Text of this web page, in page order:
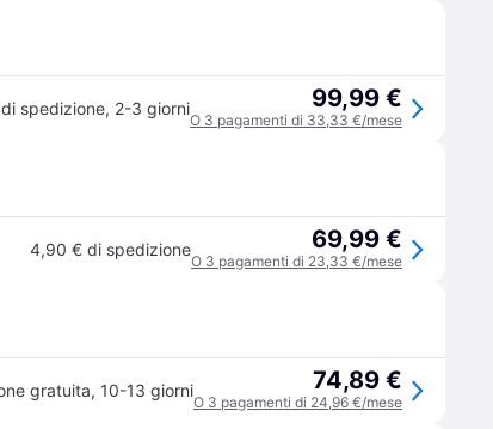
spedizione, 2-3 giorni 99,99 €
O 3 pagamenti di 33,33 €/mese
4,90 € di spedizione 69,99 €
O 3 pagamenti di 23,33 €/mese
gratuita, 10-13 giorni 74,89 €
O 3 pagamenti di 24,96 €/mese